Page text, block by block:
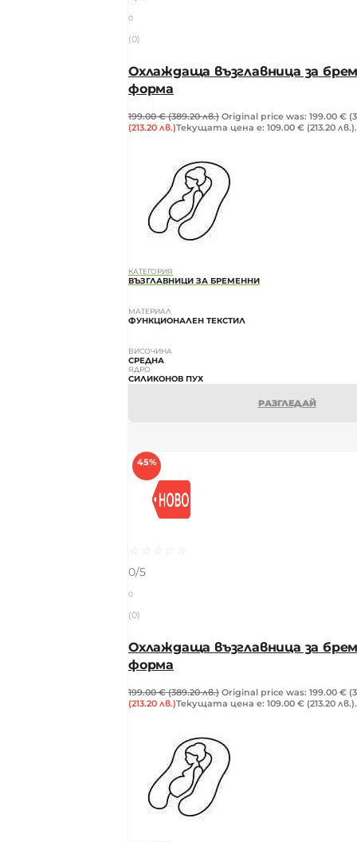
0
(0)
Охлаждаща възглавница за
форма
199.00€ (389.20 лв.) Original price was: 199.00 €
(213.20 лв.)Текущата цена е: 109.00 € (213.20 лв.).
КАТЕГОРИЯ
ВЪЗГЛАВНИЦИ ЗА БРЕМЕННИ
МАТЕРИАЛ
ФУНКЦИОНАЛЕН ТЕКСТИЛ
ВИСОЧИНА
СРЕДНА
ЯДРО
СИЛИКОНОВ ПУХ
РАЗГЛЕДАЙ
45%
☆ ☆ ☆ ☆
☆
0/5
0
(0)
Охлаждаща възглавница за
форма
199.00€ (389.20 лв.) Original price was: 199.00 €
(213.20 лв.)Текущата цена е: 109.00 € (213.20 лв.).